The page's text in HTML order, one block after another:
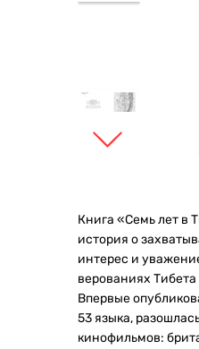
Книга «Семь лет в
история о
интерес и
верованиях
Впервые
53 языка,
кинофильмов: